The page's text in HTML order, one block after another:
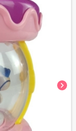
chevron_right